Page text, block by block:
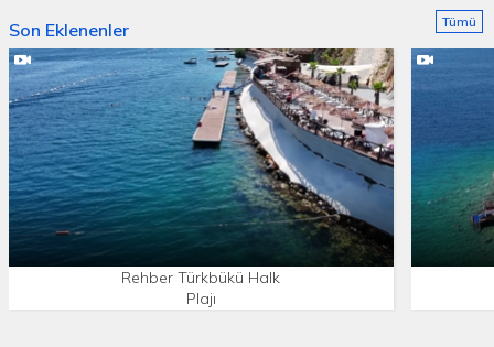
Son Eklenenler
Rehber Türkbükü Halk
Plajı
Tümü